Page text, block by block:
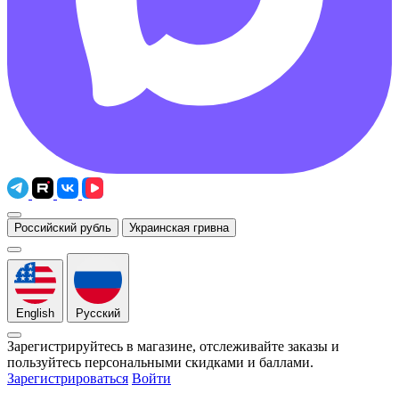
Российский рубль Украинская гривна
English Русский
Зарегистрируйтесь в магазине, отслеживайте заказы и
пользуйтесь персональными скидками и баллами.
Зарегистрироваться Войти